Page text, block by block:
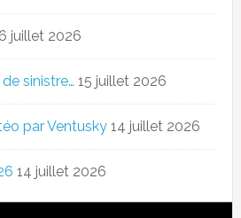
juillet 2026
sinistre… 15 juillet 2026
par Ventusky 14 juillet 2026
14 juillet 2026